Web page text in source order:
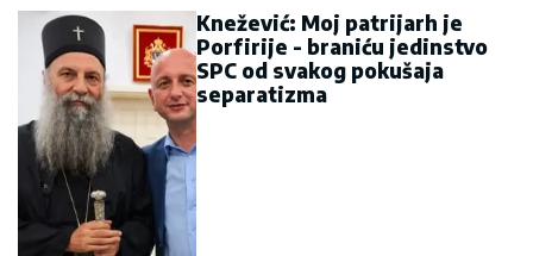
Knežević: Moj patrijarh je
Porfirije - braniću jedinstvo
SPC od svakog pokušaja
separatizma